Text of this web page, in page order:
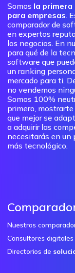
Somos la
para empresas.
comparador de
en expertos
los negocios. En
para qué de la
software que
un ranking
mercado para ti.
no vendemos
Somos 100%
primero,
que mejor se
a adquirir las
necesitarás en un
más tecnológico.
Nuestros
Consultores
Directorios de